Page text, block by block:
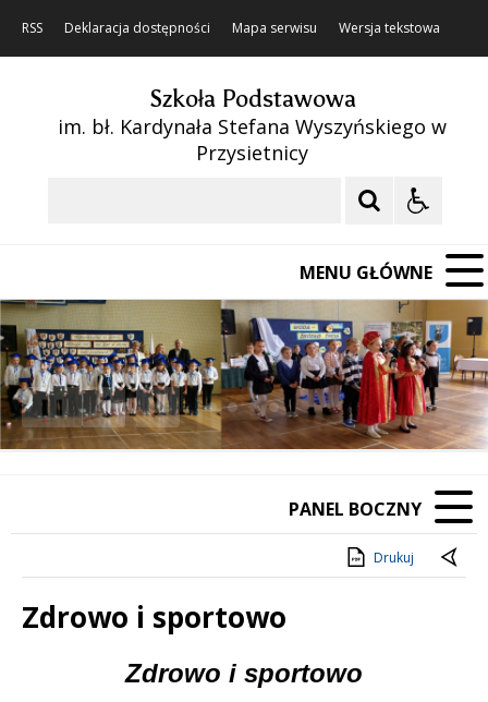
RSS Deklaracja dostępności Mapa serwisu Wersja tekstowa
Szkoła Podstawowa
im. bł. Kardynała Stefana Wyszyńskiego w
Przysietnicy
MENU GŁÓWNE
Poprzedni Element
Następny Element
❚❚
PANEL BOCZNY
Drukuj
Zdrowo i sportowo
Zdrowo i sportowo